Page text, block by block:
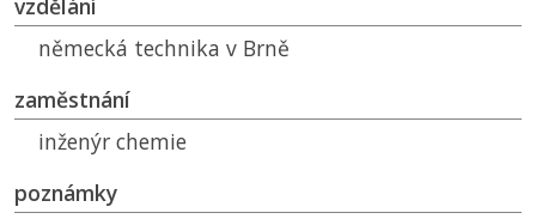
vzdělání
německá technika v Brně
zaměstnání
inženýr chemie
poznámky